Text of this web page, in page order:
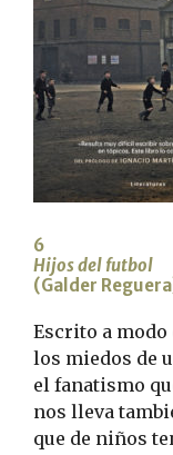
6
Hijos del futbol
(Galder
Escrito a modo
los miedos de
el fanatismo
nos lleva
que de niños